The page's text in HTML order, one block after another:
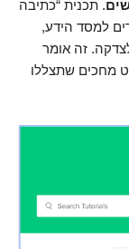
. תכנית “כתיבה
למסד הידע,
זה אומר
מחכים שתצללו